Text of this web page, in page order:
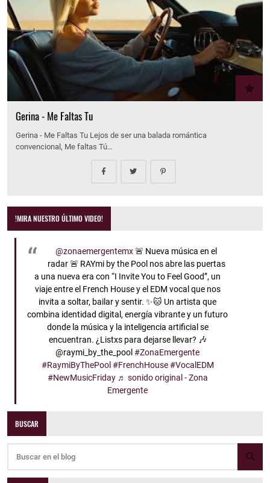
Gerina - Me Faltas Tu
Gerina - Me Faltas Tu Lejos de ser una balada romántica
convencional, Me faltas Tú…
!MIRA NUESTRO ÚLTIMO VIDEO!
@zonaemergentemx🚨 Nueva música en el
radar 🚨 RAYmi by the Pool nos abre las puertas
a una nueva era con “I Invite You to Feel Good”, un
viaje entre el French House y el EDM vocal que nos
invita a soltar, bailar y sentir. ✨🐱 Un artista que
combina identidad digital, energía vibrante y un futuro
donde la música y la inteligencia artificial se
encuentran. ¿Listxs para dejarse llevar? 🎶
@raymi_by_the_pool#ZonaEmergente
#RaymiByThePool #FrenchHouse #VocalEDM
#NewMusicFriday ♬ sonido original - Zona
Emergente
BUSCAR